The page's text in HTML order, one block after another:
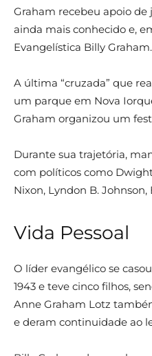
Graham recebeu apoio de
ainda mais conhecido e,
Evangelística Billy Graham.
A última “cruzada” que
um parque em Nova
Graham organizou um
Durante sua trajetória,
com políticos como
Nixon, Lyndon B.
Vida Pessoal
O líder evangélico se
1943 e teve cinco filhos,
Anne Graham Lotz
e deram continuidade ao